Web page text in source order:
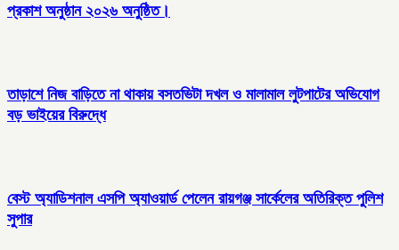
প্রকাশ অনুষ্ঠান ২০২৬ অনুষ্ঠিত।
তাড়াশে নিজ বাড়িতে না থাকায় বসতভিটা দখল ও মালামাল লুটপাটের অভিযোগ
বড় ভাইয়ের বিরুদ্ধে
বেস্ট অ্যাডিশনাল এসপি অ্যাওয়ার্ড পেলেন রায়গঞ্জ সার্কেলের অতিরিক্ত পুলিশ
সুপার